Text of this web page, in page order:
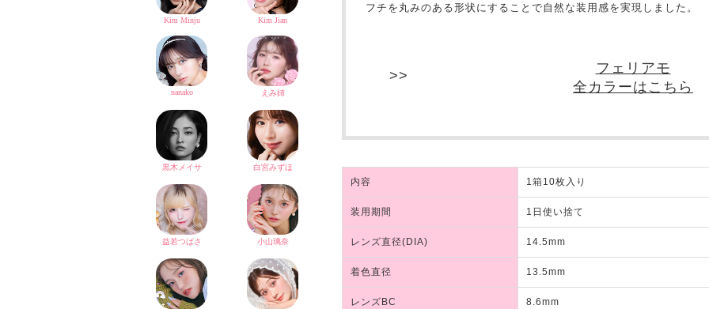
フチを丸みのある形状にすることで自然な装用感を実現しました。
フェリアモ
全カラーはこちら
内容 1箱10枚入り
装用期間 1日使い捨て
レンズ直径(DIA) 14.5mm
着色直径 13.5mm
レンズBC 8.6mm